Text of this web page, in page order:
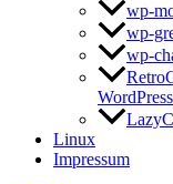
wp-
wp-
wp-
WordPress
Linux
Impressum